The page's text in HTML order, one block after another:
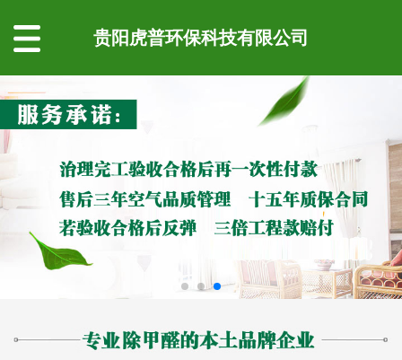
贵阳虎普环保科技有限公司